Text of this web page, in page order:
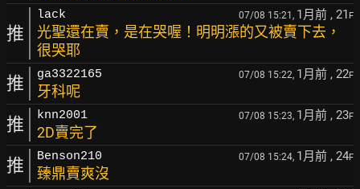
推
lack 07/08 15:21, 1月前 , 21 F
光聖還在賣，是在哭喔！明明漲的又被賣下去，
很哭耶
推 ga3322165 07/08 15:22, 1月前 , 22F
牙科呢
推 knn2001 07/08 15:23, 1月前 , 23F
2D賣完了
推 Benson210 07/08 15:24, 1月前 , 24F
臻鼎賣爽沒